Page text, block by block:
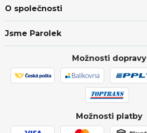
Doprava, platba a služby
Nákup na splátky
Individuální cenová nabídka
Reklamace a vrácení zboží
Zásilka přišla poškozena
O společnosti
Hodnocení obchodu
Affiliate program
Používání souborů cookies
Jsme Parolek
Truhlářství
Možnosti dopravy
Možnosti platby